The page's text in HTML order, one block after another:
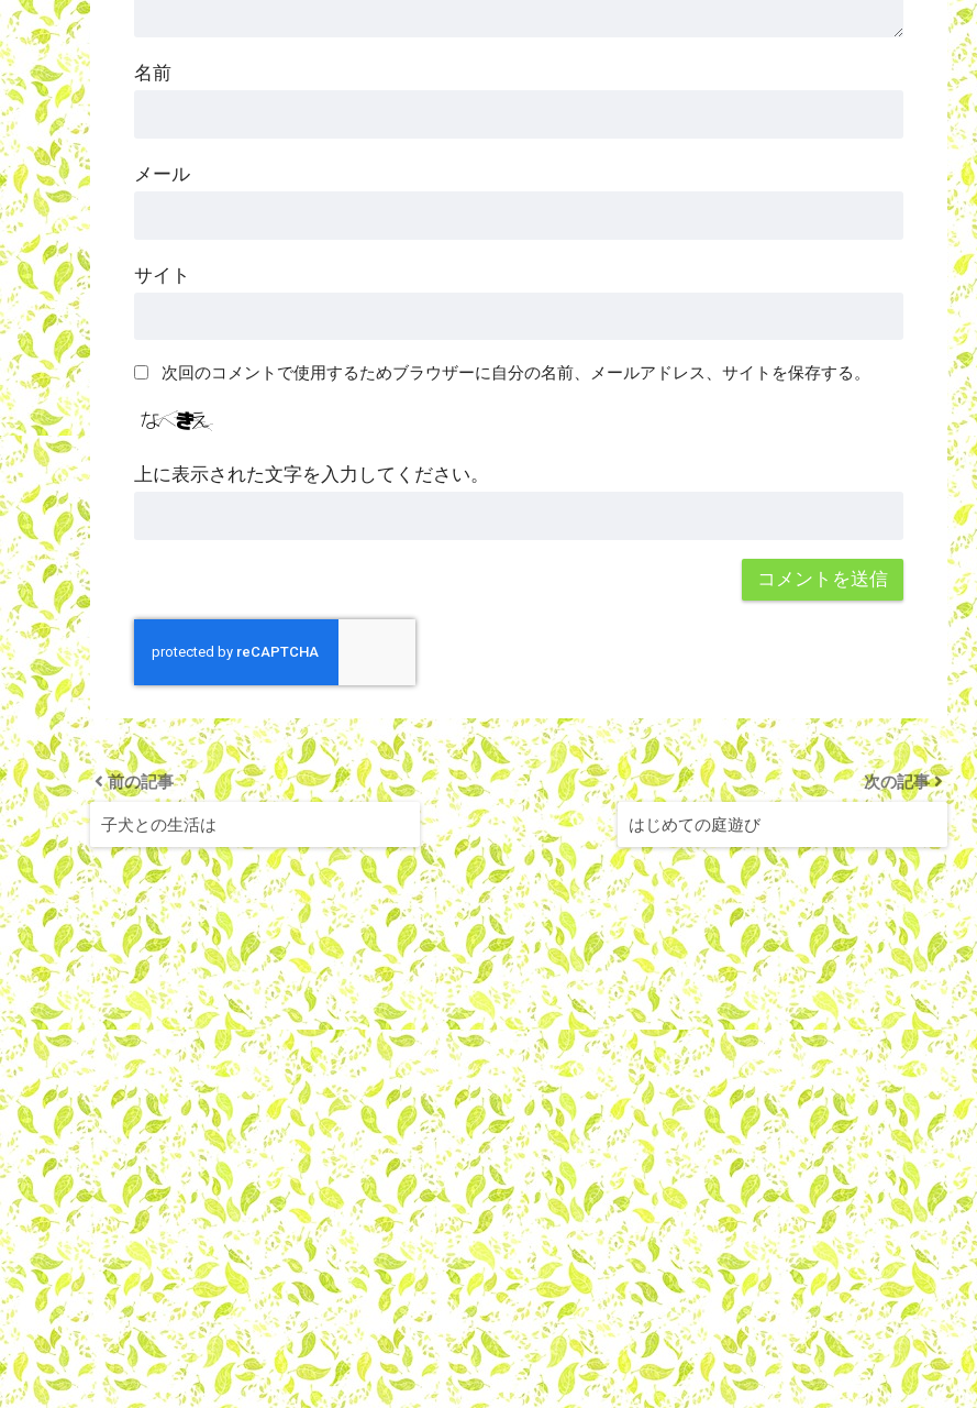
名前
メール
サイト
次回のコメントで使用するためブラウザーに自分の名前、メールアドレス、サイトを保存する。
上に表示された文字を入力してください。
前の記事
子犬との生活は
次の記事
はじめての庭遊び